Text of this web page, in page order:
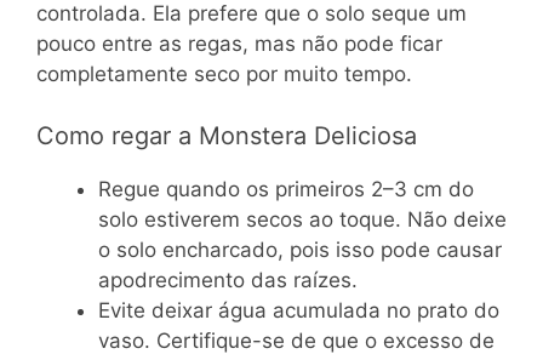
controlada. Ela prefere que o solo seque um
pouco entre as regas, mas não pode ficar
completamente seco por muito tempo.
Como regar a Monstera Deliciosa
Regue quando os primeiros 2–3 cm do
solo estiverem secos ao toque. Não deixe
o solo encharcado, pois isso pode causar
apodrecimento das raízes.
Evite deixar água acumulada no prato do
vaso. Certifique-se de que o excesso de